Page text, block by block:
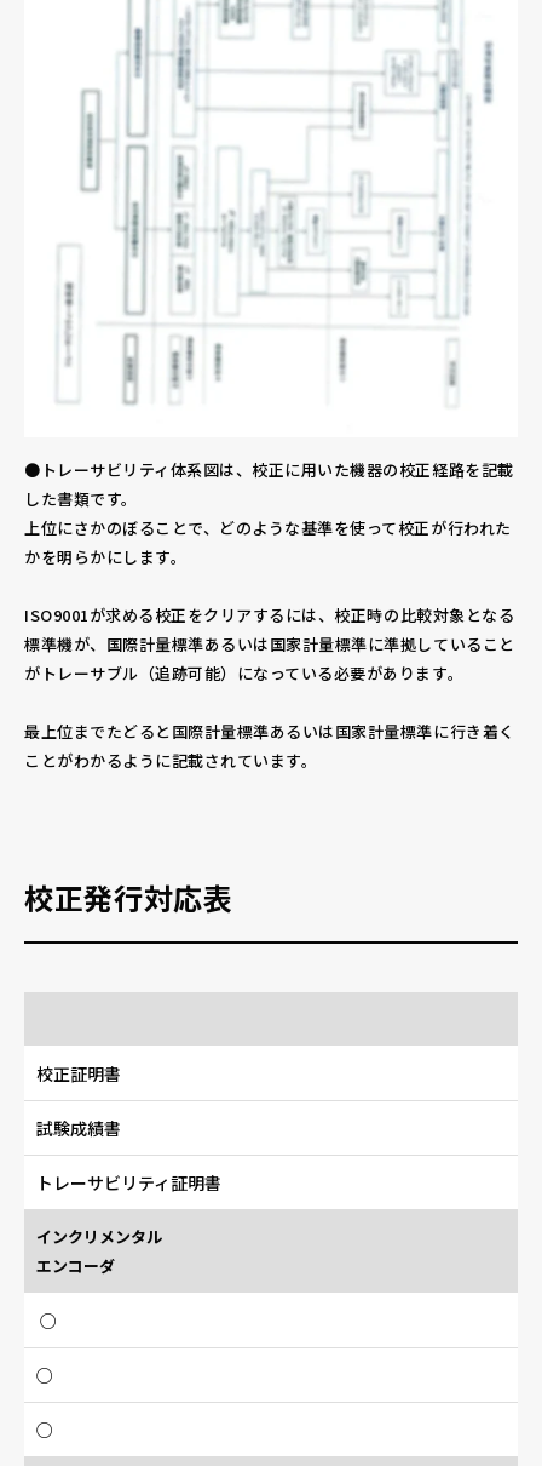
●トレーサビリティ体系図は、校正に用いた機器の校正経路を記載
した書類です。
上位にさかのぼることで、どのような基準を使って校正が行われた
かを明らかにします。
ISO9001が求める校正をクリアするには、校正時の比較対象となる
標準機が、国際計量標準あるいは国家計量標準に準拠していること
がトレーサブル（追跡可能）になっている必要があります。
最上位までたどると国際計量標準あるいは国家計量標準に行き着く
ことがわかるように記載されています。
校正発行対応表
校正証明書
試験成績書
トレーサビリティ証明書
インクリメンタル
エンコーダ
○
○
○